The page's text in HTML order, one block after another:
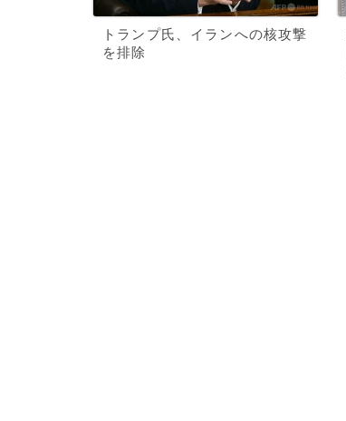
トランプ氏、イランへの核攻撃
を排除